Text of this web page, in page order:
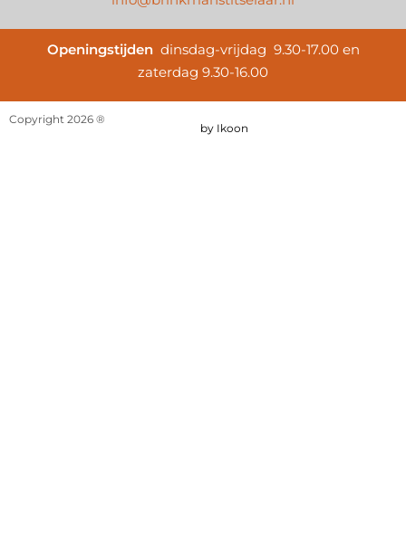
Openingstijden dinsdag-vrijdag 9.30-17.00 en
zaterdag 9.30-16.00
Copyright 2026 ®
by Ikoon